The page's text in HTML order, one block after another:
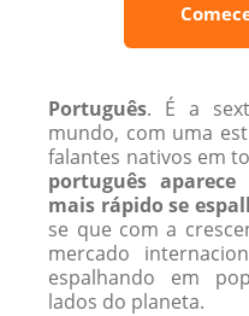
Português. É a
mundo, com uma
falantes nativos em
português
mais rápido se
se que com a
mercado
espalhando em
lados do planeta.